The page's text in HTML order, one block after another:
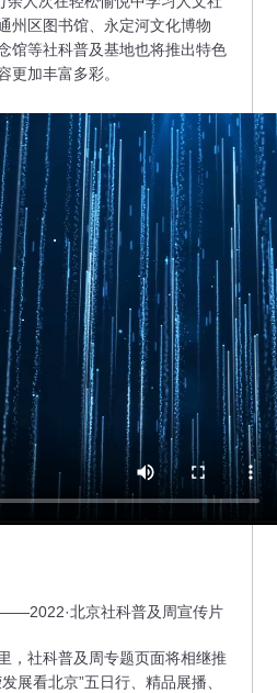
州区图书馆、永定河文化博物
馆等社科普及基地也将推出特色
更加丰富多彩。
北京社科普及周宣传片
社科普及周专题页面将相继推
展看北京”五日行、精品展播、